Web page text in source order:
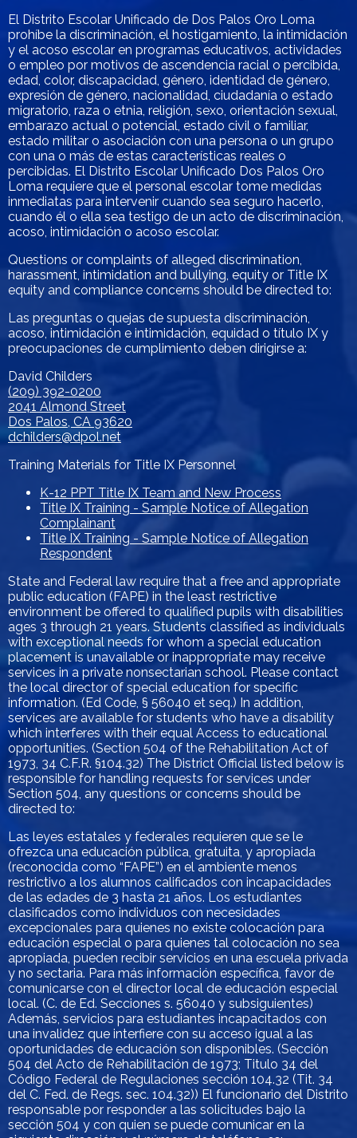
El Distrito Escolar Unificado de Dos Palos Oro Loma
prohíbe la discriminación, el hostigamiento, la intimidación
y el acoso escolar en programas educativos, actividades
o empleo por motivos de ascendencia racial o percibida,
edad, color, discapacidad, género, identidad de género,
expresión de género, nacionalidad, ciudadanía o estado
migratorio, raza o etnia, religión, sexo, orientación sexual,
embarazo actual o potencial, estado civil o familiar,
estado militar o asociación con una persona o un grupo
con una o más de estas características reales o
percibidas. El Distrito Escolar Unificado Dos Palos Oro
Loma requiere que el personal escolar tome medidas
inmediatas para intervenir cuando sea seguro hacerlo,
cuando él o ella sea testigo de un acto de discriminación,
acoso, intimidación o acoso escolar.
Questions or complaints of alleged discrimination,
harassment, intimidation and bullying, equity or Title IX
equity and compliance concerns should be directed to:
Las preguntas o quejas de supuesta discriminación,
acoso, intimidación e intimidación, equidad o título IX y
preocupaciones de cumplimiento deben dirigirse a:
David Childers
(209) 392-0200
2041 Almond Street
Dos Palos, CA 93620
dchilders@dpol.net
Training Materials for Title IX Personnel
K-12 PPT Title IX Team and New Process
Title IX Training - Sample Notice of Allegation
Complainant
Title IX Training - Sample Notice of Allegation
Respondent
State and Federal law require that a free and appropriate
public education (FAPE) in the least restrictive
environment be offered to qualified pupils with disabilities
ages 3 through 21 years. Students classified as individuals
with exceptional needs for whom a special education
placement is unavailable or inappropriate may receive
services in a private nonsectarian school. Please contact
the local director of special education for specific
information. (Ed Code, § 56040 et seq.) In addition,
services are available for students who have a disability
which interferes with their equal Access to educational
opportunities. (Section 504 of the Rehabilitation Act of
1973, 34 C.F.R. §104.32) The District Official listed below is
responsible for handling requests for services under
Section 504, any questions or concerns should be
directed to:
Las leyes estatales y federales requieren que se le
ofrezca una educación pública, gratuita, y apropiada
(reconocida como “FAPE”) en el ambiente menos
restrictivo a los alumnos calificados con incapacidades
de las edades de 3 hasta 21 años. Los estudiantes
clasificados como individuos con necesidades
excepcionales para quienes no existe colocación para
educación especial o para quienes tal colocación no sea
apropiada, pueden recibir servicios en una escuela privada
y no sectaria. Para más información específica, favor de
comunicarse con el director local de educación especial
local. (C. de Ed. Secciones s. 56040 y subsiguientes)
Además, servicios para estudiantes incapacitados con
una invalidez que interfiere con su acceso igual a las
oportunidades de educación son disponibles. (Sección
504 del Acto de Rehabilitación de 1973; Titulo 34 del
Código Federal de Regulaciones sección 104.32 (Tit. 34
del C. Fed. de Regs. sec. 104.32)) El funcionario del Distrito
responsable por responder a las solicitudes bajo la
sección 504 y con quien se puede comunicar en la